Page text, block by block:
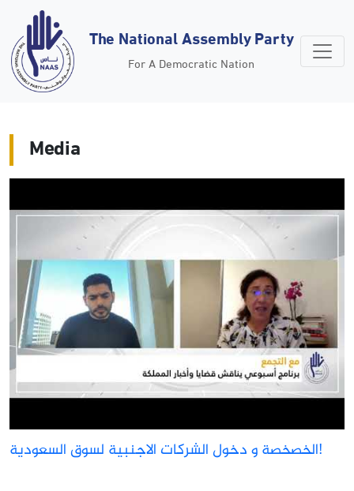
The National Assembly Party
For A Democratic Nation
Media
الخصخصة و دخول الشركات الاجنبية لسوق السعودية!